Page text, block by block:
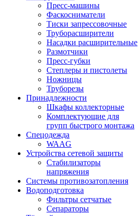
Пресс-машины
Фаскосниматели
Тиски запрессовочные
Труборасширители
Насадки расширительные
Размотчики
Пресс-губки
Степлеры и пистолеты
Ножницы
Труборезы
Принадлежности
Шкафы коллекторные
Комплектующие для
групп быстрого монтажа
Спецодежда
WAAG
Устройства сетевой защиты
Стабилизаторы
напряжения
Системы противозатопления
Водоподготовка
Фильтры сетчатые
Сепараторы